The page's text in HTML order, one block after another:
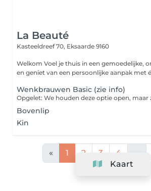
La Beauté
Kasteeldreef 70, Eksaarde 9160
Welkom Voel je thuis in een gemoedelijke,
en geniet van een persoonlijke aanpak met
Wenkbrauwen Basic (zie info)
Bovenlip
Kin
« 1 2 3 4
Kaart